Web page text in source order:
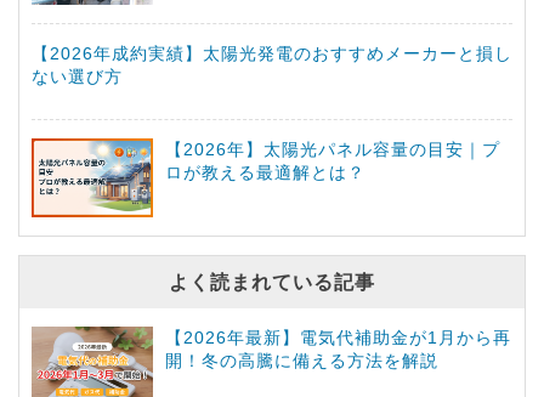
【2026年成約実績】太陽光発電のおすすめメーカーと損し
ない選び方
【2026年】太陽光パネル容量の目安｜プ
ロが教える最適解とは？
よく読まれている記事
【2026年最新】電気代補助金が1月から再
開！冬の高騰に備える方法を解説